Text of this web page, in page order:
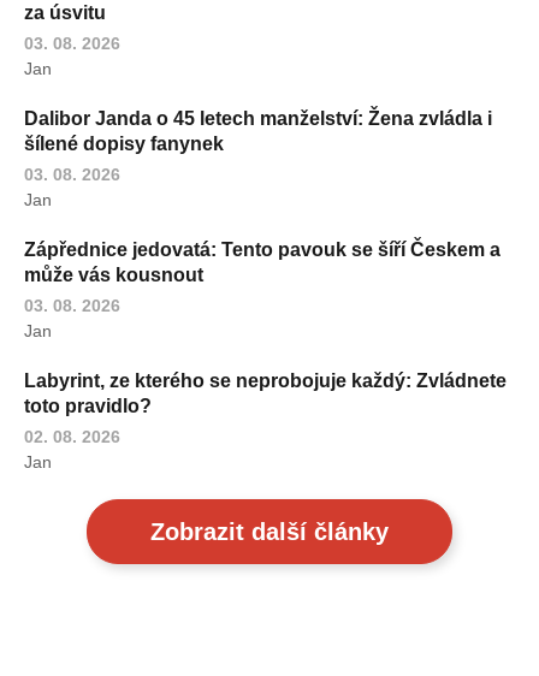
za úsvitu
03. 08. 2026
Jan
Dalibor Janda o 45 letech manželství: Žena zvládla i
šílené dopisy fanynek
03. 08. 2026
Jan
Zápřednice jedovatá: Tento pavouk se šíří Českem a
může vás kousnout
03. 08. 2026
Jan
Labyrint, ze kterého se neprobojuje každý: Zvládnete
toto pravidlo?
02. 08. 2026
Jan
Zobrazit další články